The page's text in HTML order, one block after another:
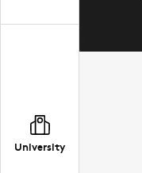
University